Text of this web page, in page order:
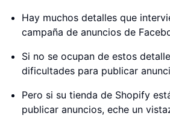
Hay muchos detalles que
campaña de anuncios de
Si no se ocupan de estos
dificultades para publicar
Pero si su tienda de Shopify
publicar anuncios, eche un